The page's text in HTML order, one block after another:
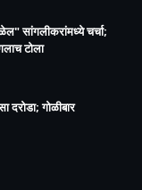
सांगलीकरांमध्ये चर्चा;
टोला
दरोडा; गोळीबार